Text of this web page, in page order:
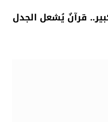
قرآنٌ يُشعل الجدل